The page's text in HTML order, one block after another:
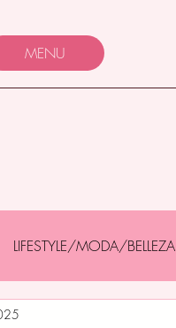
MENU
LIFESTYLE/MODA/BELLEZA
Y BEBÉS